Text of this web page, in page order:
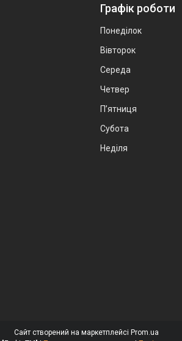
Графік роботи
Понеділок
Вівторок
Середа
Четвер
Пʼятниця
Субота
Неділя
Сайт створений на маркетплейсі Prom.ua